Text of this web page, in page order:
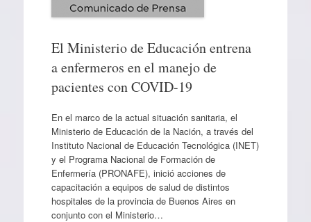
El Ministerio de Educación entrena
a enfermeros en el manejo de
pacientes con COVID-19
En el marco de la actual situación sanitaria, el
Ministerio de Educación de la Nación, a través del
Instituto Nacional de Educación Tecnológica (INET)
y el Programa Nacional de Formación de
Enfermería (PRONAFE), inició acciones de
capacitación a equipos de salud de distintos
hospitales de la provincia de Buenos Aires en
conjunto con el Ministerio…